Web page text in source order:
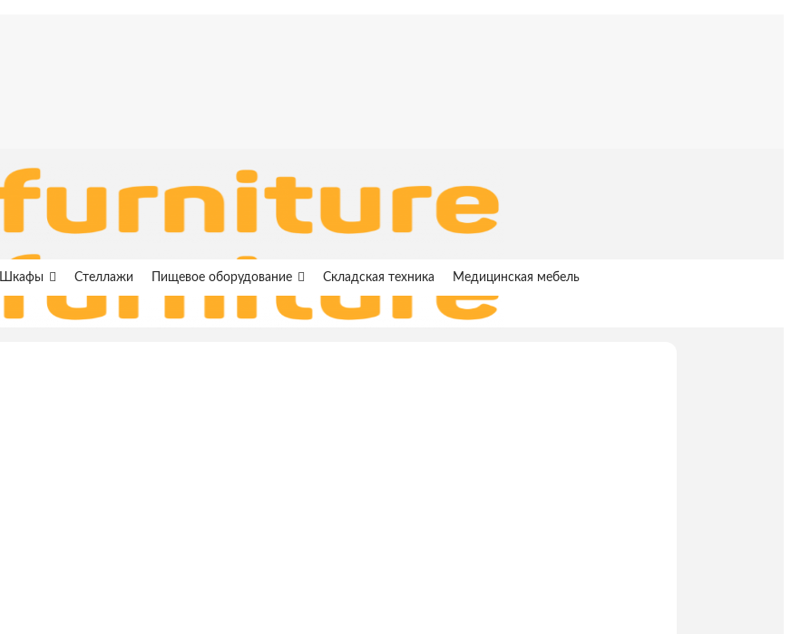
Шкафы Стеллажи Пищевое оборудование Складская техника Медицинская мебель